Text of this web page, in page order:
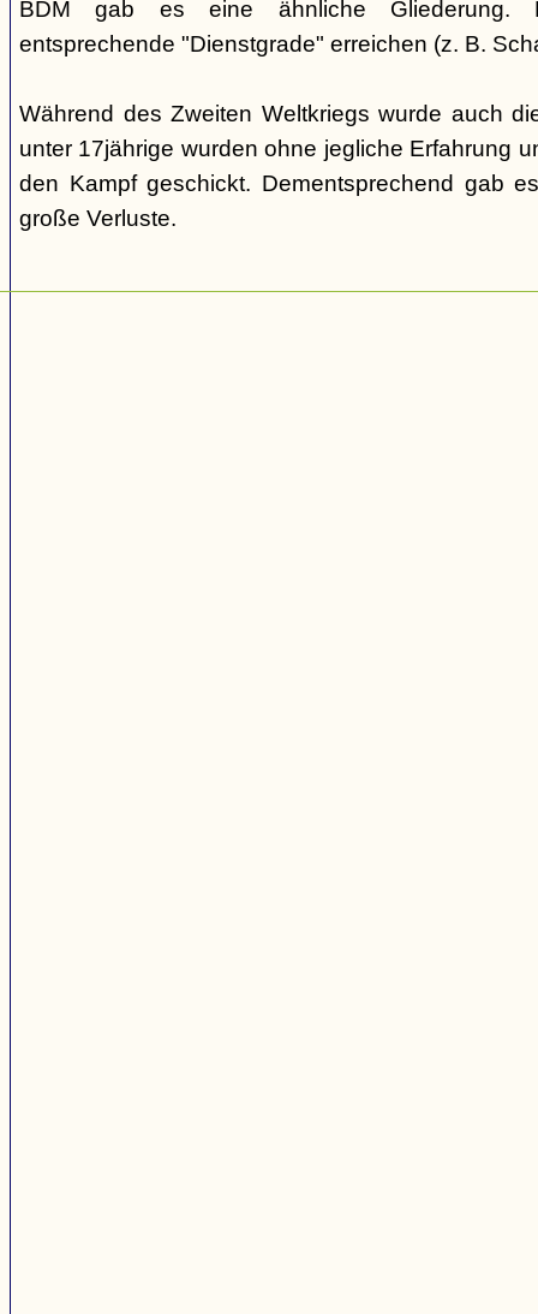
BDM gab es eine ähnliche Gliederung.
entsprechende "Dienstgrade" erreichen (z. B.
Während des Zweiten Weltkriegs wurde auch
unter 17jährige wurden ohne jegliche Erfahrung
den Kampf geschickt. Dementsprechend gab
große Verluste.